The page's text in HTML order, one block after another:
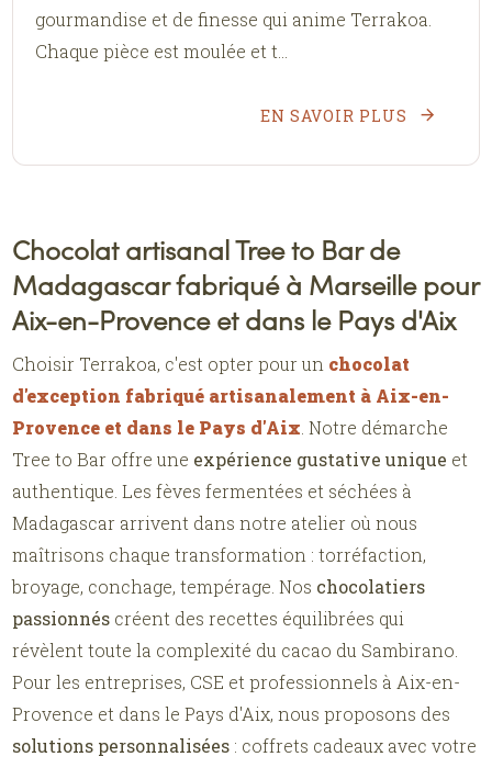
gourmandise et de finesse qui anime Terrakoa.
Chaque pièce est moulée et t...
EN SAVOIR PLUS
Chocolat artisanal Tree to Bar de
Madagascar fabriqué à Marseille pour
Aix-en-Provence et dans le Pays d'Aix
Choisir Terrakoa, c'est opter pour un chocolat
d'exception fabriqué artisanalement à Aix-en-
Provence et dans le Pays d'Aix . Notre démarche
Tree to Bar offre une expérience gustative unique et
authentique. Les fèves fermentées et séchées à
Madagascar arrivent dans notre atelier où nous
maîtrisons chaque transformation : torréfaction,
broyage, conchage, tempérage. Nos chocolatiers
passionnés créent des recettes équilibrées qui
révèlent toute la complexité du cacao du Sambirano.
Pour les entreprises, CSE et professionnels à Aix-en-
Provence et dans le Pays d'Aix, nous proposons des
solutions personnalisées : coffrets cadeaux avec votre